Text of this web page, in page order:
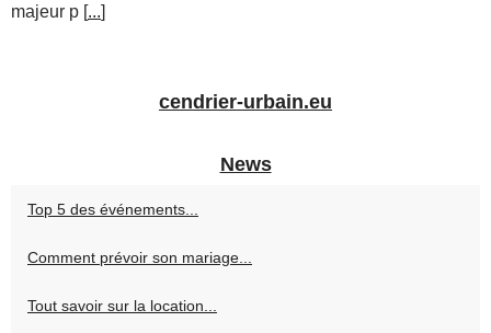
majeur p [...]
cendrier-urbain.eu
News
Top 5 des événements...
Comment prévoir son mariage...
Tout savoir sur la location...